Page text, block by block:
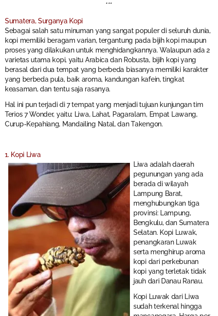
***
Sumatera, Surganya Kopi
Sebagai salah satu minuman yang sangat populer di seluruh dunia,
kopi memiliki beragam varian, tergantung pada bijih kopi maupun
proses yang dilakukan untuk menghidangkannya. Walaupun ada 2
varietas utama kopi, yaitu Arabica dan Robusta, bijih kopi yang
berasal dari dua tempat yang berbeda biasanya memiliki karakter
yang berbeda pula, baik aroma, kandungan kafein, tingkat
keasaman, dan tentu saja rasanya.
Hal ini pun terjadi di 7 tempat yang menjadi tujuan kunjungan tim
Terios 7 Wonder, yaitu: Liwa, Lahat, Pagaralam, Empat Lawang,
Curup-Kepahiang, Mandailing Natal, dan Takengon.
1. Kopi Liwa
Liwa adalah daerah
pegunungan yang ada
berada di wilayah
Lampung Barat,
menghubungkan tiga
provinsi: Lampung,
Bengkulu, dan Sumatera
Selatan. Kopi Luwak,
penangkaran Luwak
serta menghirup aroma
kopi dari perkebunan
kopi yang terletak tidak
jauh dari Danau Ranau.
Kopi Luwak dari Liwa
sudah terkenal hingga